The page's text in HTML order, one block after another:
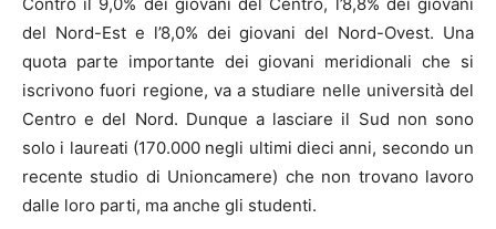
del Nord-Est e l’8,0% dei giovani del Nord-Ovest. Una
quota parte importante dei giovani meridionali che si
iscrivono fuori regione, va a studiare nelle università del
Centro e del Nord. Dunque a lasciare il Sud non sono
solo i laureati (170.000 negli ultimi dieci anni, secondo un
recente studio di Unioncamere) che non trovano lavoro
dalle loro parti, ma anche gli studenti.